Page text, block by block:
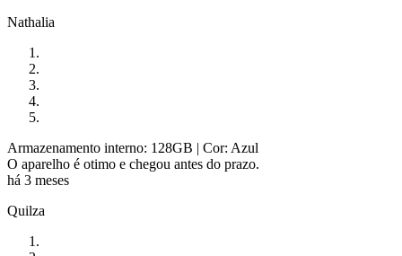
Nathalia
Armazenamento interno: 128GB | Cor: Azul
O aparelho é otimo e chegou antes do prazo.
há 3 meses
Quilza